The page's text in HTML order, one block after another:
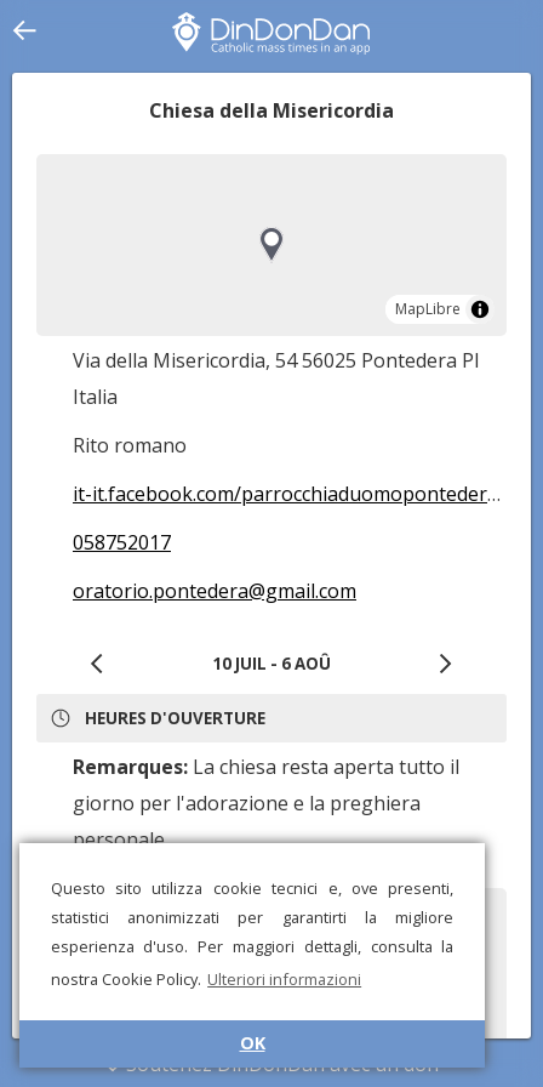
Questo sito utilizza cookie tecnici e, ove presenti,
statistici anonimizzati per garantirti la migliore
esperienza d'uso. Per maggiori dettagli, consulta la
nostra Cookie Policy. Ulteriori informazioni
OK
Chiesa della Misericordia
MapLibre
MapLibre
Via della Misericordia, 54 56025 Pontedera PI
Italia
Rito romano
it-it.facebook.com/parrocchiaduomopontedera/
058752017
oratorio.pontedera@gmail.com
10 JUIL - 6 AOÛ
HEURES D'OUVERTURE
Remarques: La chiesa resta aperta tutto il
giorno per l'adorazione e la preghiera
personale
Avez-vous remarqué des informations incorrectes ou
manquantes ? Envoyez-nous un rapport et nous corrigerons
dès que possible !
Soutenez DinDonDan avec un don